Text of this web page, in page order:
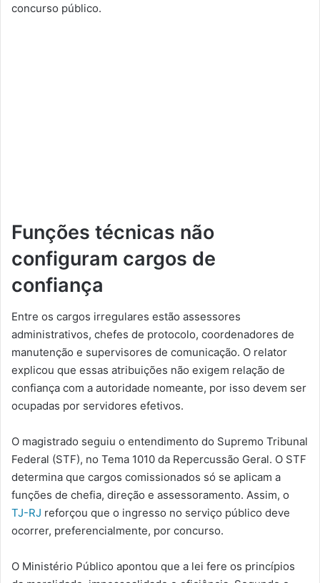
concurso público.
Funções técnicas não
configuram cargos de
confiança
Entre os cargos irregulares estão assessores
administrativos, chefes de protocolo, coordenadores de
manutenção e supervisores de comunicação. O relator
explicou que essas atribuições não exigem relação de
confiança com a autoridade nomeante, por isso devem ser
ocupadas por servidores efetivos.
O magistrado seguiu o entendimento do Supremo Tribunal
Federal (STF), no Tema 1010 da Repercussão Geral. O STF
determina que cargos comissionados só se aplicam a
funções de chefia, direção e assessoramento. Assim, o
TJ-RJ reforçou que o ingresso no serviço público deve
ocorrer, preferencialmente, por concurso.
O Ministério Público apontou que a lei fere os princípios